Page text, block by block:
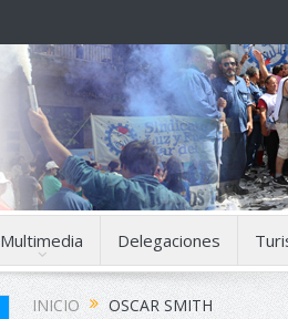
Multimedia Delegaciones
INICIO OSCAR SMITH